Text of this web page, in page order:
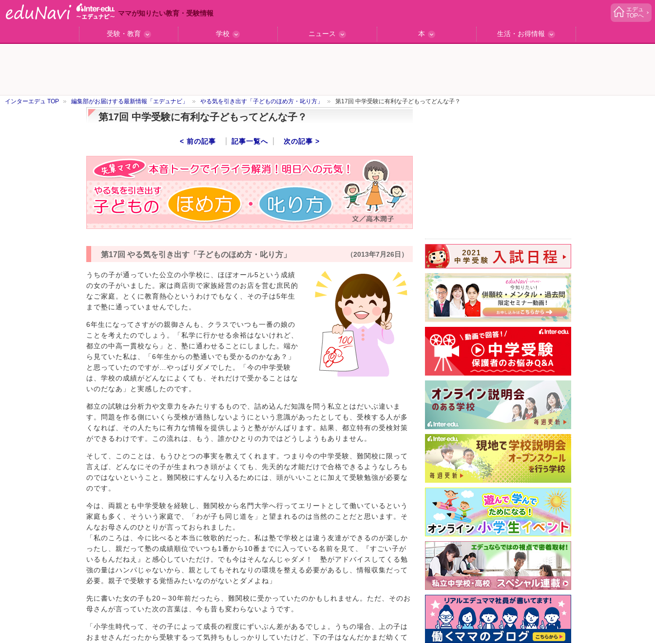
ママが知りたい教育・受験情報
エデュ
TOPへ
受験・教育
学校
ニュース
本
生活・お得情報
インターエデュ TOP 編集部がお届けする最新情報「エデュナビ」 やる気を引き出す「子どものほめ方・叱り方」 第17回 中学受験に有利な子どもってどんな子？
第17回 中学受験に有利な子どもってどんな子？
< 前の記事 記事一覧へ 次の記事 >
第17回 やる気を引き出す「子どものほめ方・叱り方」 （2013年7月26日）
うちの子が通っていた公立の小学校に、ほぼオール5という成績
の女の子がいました。家は商店街で家族経営のお店を営む庶民的
なご家庭。とくに教育熱心というわけでもなく、その子は5年生
まで塾に通っていませんでした。
6年生になってさすがの親御さんも、クラスでいつも一番の娘の
ことを考えたのでしょう。「私学に行かせる余裕はないけれど、
都立の中高一貫校なら」と、塾に通わせることにしました。端か
ら見ていた私は、「6年生からの塾通いでも受かるのかなあ？」
と思っていたのですが…やっぱりダメでした。「今の中学受験
は、学校の成績がどんなによくても、それだけで受かることはな
いのだなあ」と実感したのです。
都立の試験は分析力や文章力をみたりするもので、詰め込んだ知識を問う私立とはだいぶ違いま
す。問題を作る側にいくら受検が過熱しないようにという意識があったとしても、受検する人が多
くなれば、その人たちに有力な情報を提供しようと塾ががんばります。結果、都立特有の受検対策
ができるわけです。この流れは、もう、誰かひとりの力ではどうしようもありません。
そして、このことは、もうひとつの事実を教えてくれます。つまり今の中学受験、難関校に限って
言えば、どんなにその子が生まれつき頭がよくても、先天的な才能だけで合格できるようなしろも
のではないということ。難関校にすんなり入るためには、頭がいいことに加えて受験勉強が必要な
のです。
今は、両親とも中学受験を経験し、難関校から名門大学へ行ってエリートとして働いているという
家庭も多く、そういう家庭で、「わが子も同じ道を」と望まれるのは当然のことだと思います。そ
んなお母さんのひとりが言っておられました。
「私のころは、今に比べると本当に牧歌的だった。私は塾で学校とは違う友達ができるのが楽しか
ったし、親だって塾の成績順位でいつも1番から10番までに入っている名前を見て、『すごい子が
いるもんだねえ』と感心していただけ。でも今はそんなんじゃダメ！ 塾がアドバイスしてくる勉
強の量はハンパじゃないから、親としてもそれなりの環境を整える必要があるし、情報収集だって
必要。親子で受験する覚悟みたいなのがないとダメよね」
先に書いた女の子も20～30年前だったら、難関校に受かっていたのかもしれません。ただ、そのお
母さんが言っていた次の言葉は、今も昔も変わらないようです。
「小学生時代って、その子によって成長の程度にずいぶん差があるでしょ。うちの場合、上の子は
おませさんだったから受験するって気持ちもしっかりしていたけど、下の子はなんだかまだ幼くて